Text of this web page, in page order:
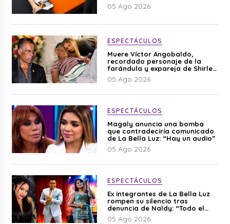
05 Ago 2026
ESPECTÁCULOS
Muere Víctor Angobaldo,
recordado personaje de la
farándula y expareja de Shirley
Cherres
05 Ago 2026
ESPECTÁCULOS
Magaly anuncia una bomba
que contradeciría comunicado
de La Bella Luz: “Hay un audio”
05 Ago 2026
ESPECTÁCULOS
Ex integrantes de La Bella Luz
rompen su silencio tras
denuncia de Naldy: “Todo el
mundo lo sabía”
05 Ago 2026